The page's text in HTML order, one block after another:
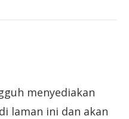
menyediakan
laman ini dan akan